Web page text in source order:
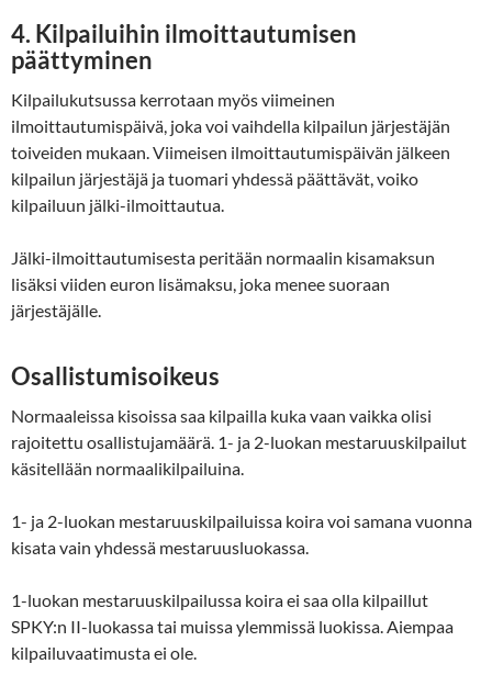
4. Kilpailuihin ilmoittautumisen
päättyminen
Kilpailukutsussa kerrotaan myös viimeinen
ilmoittautumispäivä, joka voi vaihdella kilpailun järjestäjän
toiveiden mukaan. Viimeisen ilmoittautumispäivän jälkeen
kilpailun järjestäjä ja tuomari yhdessä päättävät, voiko
kilpailuun jälki-ilmoittautua.
Jälki-ilmoittautumisesta peritään normaalin kisamaksun
lisäksi viiden euron lisämaksu, joka menee suoraan
järjestäjälle.
Osallistumisoikeus
Normaaleissa kisoissa saa kilpailla kuka vaan vaikka olisi
rajoitettu osallistujamäärä. 1- ja 2-luokan mestaruuskilpailut
käsitellään normaalikilpailuina.
1- ja 2-luokan mestaruuskilpailuissa koira voi samana vuonna
kisata vain yhdessä mestaruusluokassa.
1-luokan mestaruuskilpailussa koira ei saa olla kilpaillut
SPKY:n II-luokassa tai muissa ylemmissä luokissa. Aiempaa
kilpailuvaatimusta ei ole.